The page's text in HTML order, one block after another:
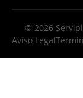
© 2026
Aviso Legal